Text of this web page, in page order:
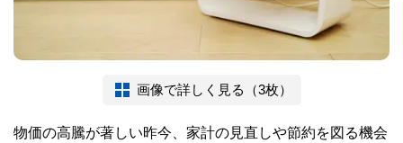
画像で詳しく見る（3枚）
物価の高騰が著しい昨今、家計の見直しや節約を図る機会